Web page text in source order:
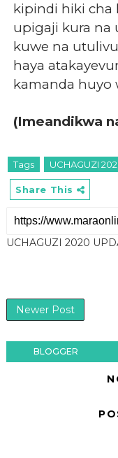
kipindi hiki cha
upigaji kura na
kuwe na
haya
kamanda huyo
(Imeandikwa
Tags UCHAGUZI
Share This
UCHAGUZI 2020
Newer Post
BLOGGER